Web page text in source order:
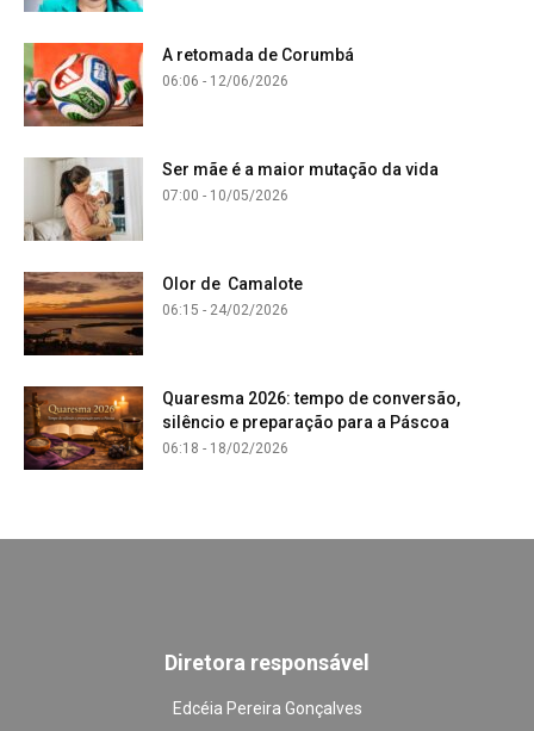
A retomada de Corumbá
06:06 - 12/06/2026
Ser mãe é a maior mutação da vida
07:00 - 10/05/2026
Olor de Camalote
06:15 - 24/02/2026
Quaresma 2026: tempo de conversão,
silêncio e preparação para a Páscoa
06:18 - 18/02/2026
Diretora responsável
Edcéia Pereira Gonçalves